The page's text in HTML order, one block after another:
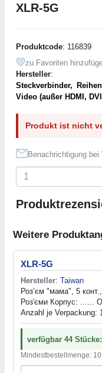
XLR-5G
Produktcode: 116839
zu Favoriten
Hersteller:
Steckverbinder,
Video (außer HDMI,
Produkt ist nicht
Benachrichtigung bei
Weitere
XLR-5G
Hersteller: Taiwan
Роз’єм "мама", 5
Роз'єми Корпус: ......
Anzahl je Verpackung:
verfügbar 44 Stücke:
Mindestbestellmenge: